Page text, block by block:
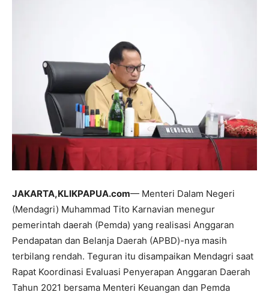
JAKARTA,KLIKPAPUA.com— Menteri Dalam Negeri
(Mendagri) Muhammad Tito Karnavian menegur
pemerintah daerah (Pemda) yang realisasi Anggaran
Pendapatan dan Belanja Daerah (APBD)-nya masih
terbilang rendah. Teguran itu disampaikan Mendagri saat
Rapat Koordinasi Evaluasi Penyerapan Anggaran Daerah
Tahun 2021 bersama Menteri Keuangan dan Pemda